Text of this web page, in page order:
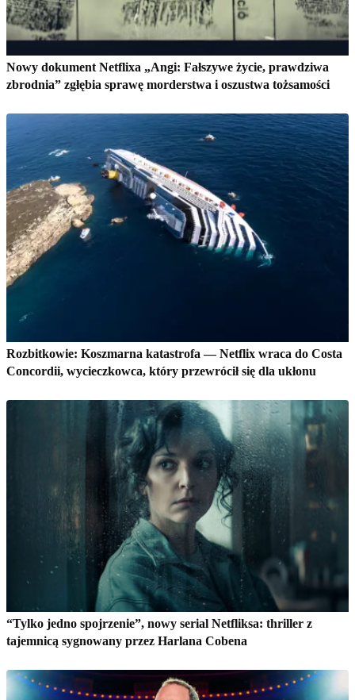
Nowy dokument Netflixa „Angi: Fałszywe życie, prawdziwa
zbrodnia” zgłębia sprawę morderstwa i oszustwa tożsamości
Rozbitkowie: Koszmarna katastrofa — Netflix wraca do Costa
Concordii, wycieczkowca, który przewrócił się dla ukłonu
“Tylko jedno spojrzenie”, nowy serial Netfliksa: thriller z
tajemnicą sygnowany przez Harlana Cobena